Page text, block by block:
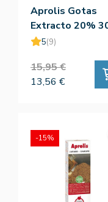
Aprolis Gotas
Extracto 20%
5(9)
15,95 €
13,56 €
-15%